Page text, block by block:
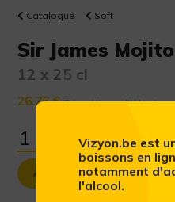
Catalogue Soft
Sir James
12 x 25 cl
26.76 €(Prix public conseillé htva)
Ajouter au panier
Vizyon.be est
boissons en
notamment
l'alcool.